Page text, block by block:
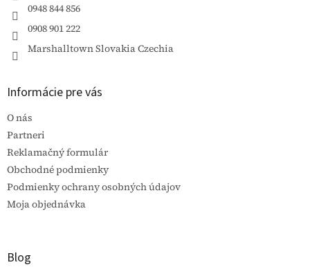
0948 844 856
0908 901 222
Marshalltown Slovakia Czechia
Informácie pre vás
O nás
Partneri
Reklamačný formulár
Obchodné podmienky
Podmienky ochrany osobných údajov
Moja objednávka
Blog